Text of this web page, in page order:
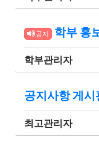
공지 학부 홍
학부관리자
공지사항 게시
최고관리자